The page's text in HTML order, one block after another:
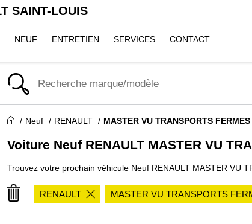
SAINT-LOUIS
NEUF ENTRETIEN SERVICES CONTACT
Neuf RENAULT MASTER VU TRANSPORTS FERMES
Voiture Neuf RENAULT MASTER VU
Trouvez votre prochain véhicule Neuf RENAULT MASTER VU
RENAULT MASTER VU TRANSPORTS